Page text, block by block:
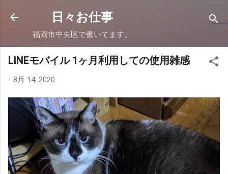
スキップしてメイン コンテンツに移動
日々お仕事
福岡市中央区で働いてます。
LINEモバイル 1ヶ月利用しての使用雑感
- 8月 14, 2020